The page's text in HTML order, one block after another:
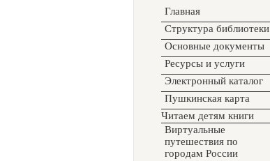
Главная
Структура библиотеки
Основные документы
Ресурсы и услуги
Электронный каталог
Пушкинская карта
Читаем детям книги
Виртуальные
путешествия по
городам России